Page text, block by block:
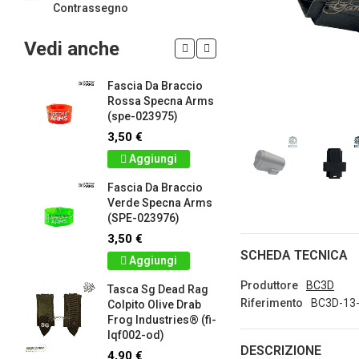
SCHEDA TECNICA
Produttore
BC3D
Riferimento
BC3D-
DESCRIZIONE
Contrassegno
Vedi anche
Fascia Da Braccio
Rossa Specna Arms
(spe-023975)
3,50 €
Aggiungi
Fascia Da Braccio
Verde Specna Arms
(SPE-023976)
3,50 €
Aggiungi
Tasca Sg Dead Rag
Colpito Olive Drab
Frog Industries® (fi-
lqf002-od)
4,90 €
5,00 €
Dettagli
lq2402-
Dettagli
d.c.